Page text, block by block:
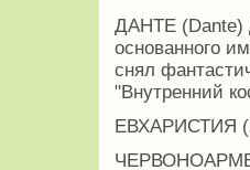
ДАНТЕ (Dante)
основанного
снял
"Внутренний
ЕВХАРИСТИЯ